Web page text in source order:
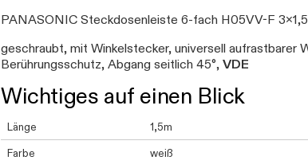
PANASONIC Steckdosenleiste 6-fach H05VV-F
geschraubt, mit Winkelstecker, universell aufrastbarer
Berührungsschutz, Abgang seitlich 45°, VDE
Wichtiges auf einen Blick
Länge 1,5m
Farbe weiß